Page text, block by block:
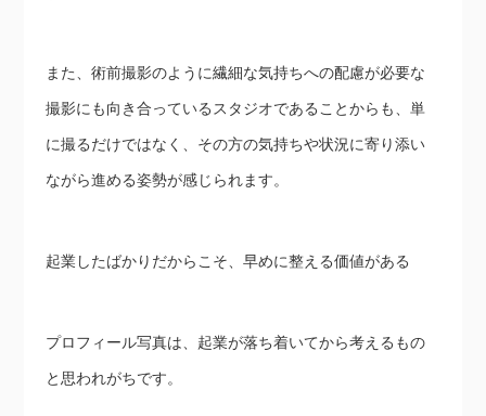
また、術前撮影のように繊細な気持ちへの配慮が必要な
撮影にも向き合っているスタジオであることからも、単
に撮るだけではなく、その方の気持ちや状況に寄り添い
ながら進める姿勢が感じられます。
起業したばかりだからこそ、早めに整える価値がある
プロフィール写真は、起業が落ち着いてから考えるもの
と思われがちです。